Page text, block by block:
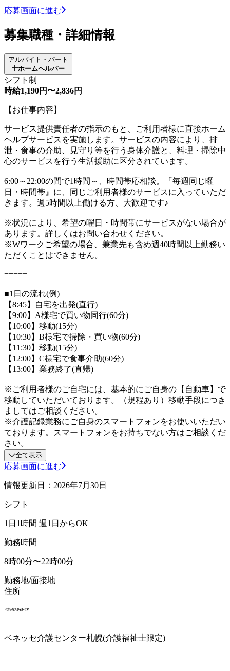
応募画面に進む
募集職種・詳細情報
アルバイト・パート
ホームヘルパー
シフト制
時給1,190円〜2,836円
【お仕事内容】
サービス提供責任者の指示のもと、ご利用者様に直接ホーム
ヘルプサービスを実施します。サービスの内容により、排
泄・食事の介助、見守り等を行う身体介護と、料理・掃除中
心のサービスを行う生活援助に区分されています。
6:00～22:00の間で1時間～、時間帯応相談。『毎週同じ曜
日・時間帯』に、同じご利用者様のサービスに入っていただ
きます。週5時間以上働ける方、大歓迎です♪
※状況により、希望の曜日・時間帯にサービスがない場合が
あります。詳しくはお問い合わせください。
※Wワークご希望の場合、兼業先も含め週40時間以上勤務い
ただくことはできません。
=====
■1日の流れ(例)
【8:45】自宅を出発(直行)
【9:00】A様宅で買い物同行(60分)
【10:00】移動(15分)
【10:30】B様宅で掃除・買い物(60分)
【11:30】移動(15分)
【12:00】C様宅で食事介助(60分)
【13:00】業務終了(直帰)
※ご利用者様のご自宅には、基本的にご自身の【自動車】で
移動していただいております。（規程あり）移動手段につき
ましてはご相談ください。
※介護記録業務にご自身のスマートフォンをお使いいただい
ております。スマートフォンをお持ちでない方はご相談くだ
さい。
全て表示
応募画面に進む
情報更新日：2026年7月30日
シフト
1日1時間 週1日からOK
勤務時間
8時00分〜22時00分
勤務地/面接地
住所
ベネッセ介護センター札幌(介護福祉士限定)